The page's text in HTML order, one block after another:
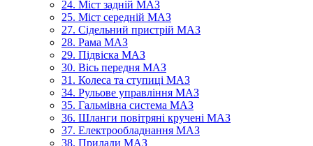
24. Міст задній МАЗ
25. Міст середній МАЗ
27. Сідельний пристрій МАЗ
28. Рама МАЗ
29. Підвіска МАЗ
30. Вісь передня МАЗ
31. Колеса та ступиці МАЗ
34. Рульове управління МАЗ
35. Гальмівна система МАЗ
36. Шланги повітряні кручені МАЗ
37. Електрообладнання МАЗ
38. Прилади МАЗ